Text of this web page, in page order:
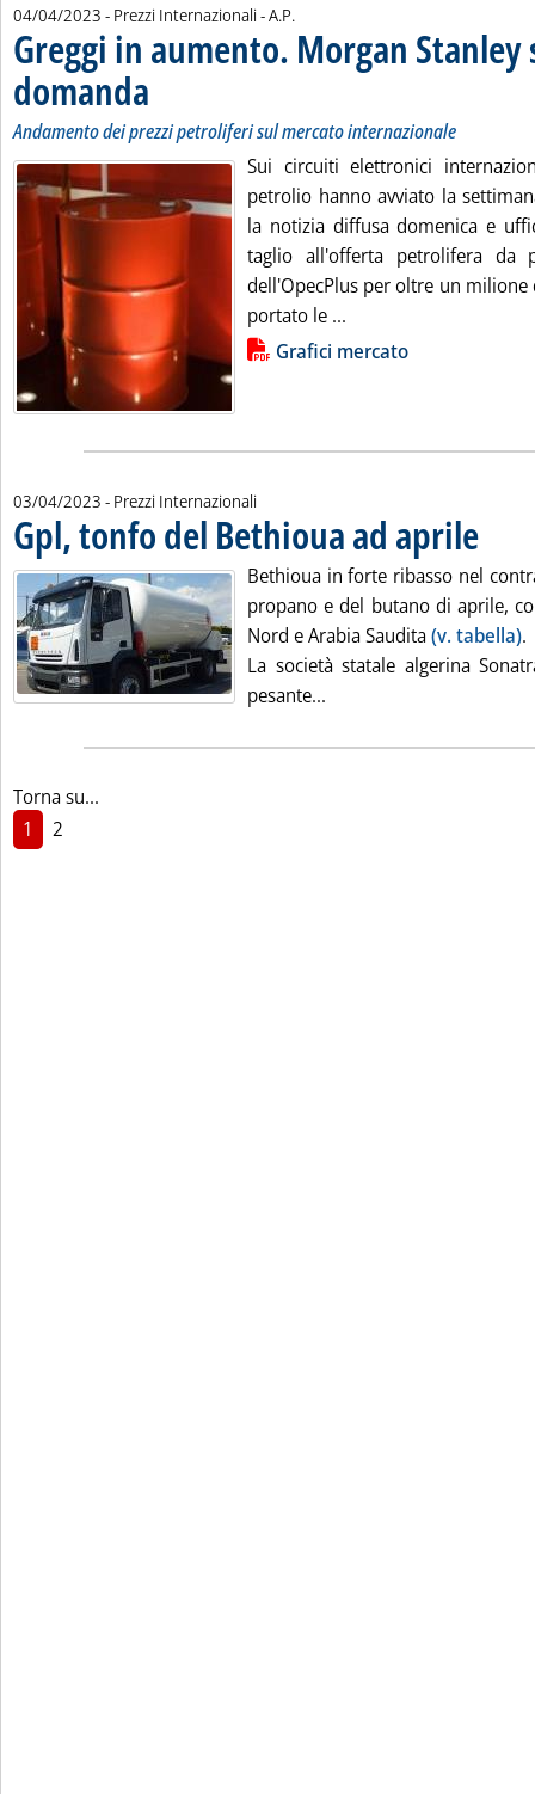
04/04/2023 - Prezzi Internazionali -di:
A.P.
Greggi in aumento. Morgan Stanley
domanda . Sottotitolo: Andamento dei prezzi petroliferi sul mercato
. Pubblicata martedì 04 aprile 2023 alle 14.48.
Andamento dei prezzi petroliferi sul mercato internazionale
Sui circuiti elettronici
petrolio hanno avviato la
la notizia diffusa domenica e
taglio all'offerta petrolifera da
dell'OpecPlus per oltre un milione
portato le ...
Lista allegati PDF alla notiziaGrafici mercato
03/04/2023 - Prezzi Internazionali
Gpl, tonfo del Bethioua ad aprile
Bethioua in forte ribasso nel
propano e del butano di aprile,
Nord e Arabia Saudita(v. tabella).
La società statale algerina
pesante...
Torna su...
1
2